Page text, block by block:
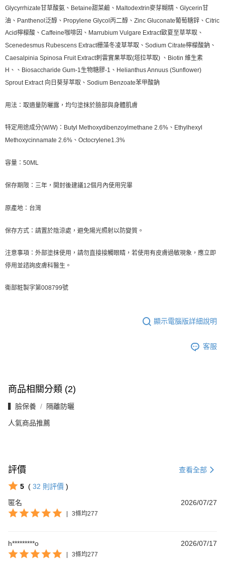
Glycyrrhizate甘草酸氨、Betaine甜菜鹼、Maltodextrin麥芽糊精、Glycerin甘
油、Panthenol泛醇、Propylene Glycol丙二醇、Zinc Gluconate葡萄糖鋅、Citric
Acid檸檬酸、Caffeine咖啡因、Marrubium Vulgare Extract歐夏至草萃取、
Scenedesmus Rubescens Extract栅藻冬凌草萃取、Sodium Citrate檸檬酸鈉、
Caesalpinia Spinosa Fruit Extract刺雲實果萃取(塔拉萃取) 、Biotin 維生素
H、、Biosaccharide Gum-1生物糖膠-1、Helianthus Annuus (Sunflower)
Sprout Extract 向日葵芽萃取、Sodium Benzoate苯甲酸鈉
用法：取適量防曬露，均勻塗抹於臉部與身體肌膚
特定用途成分(W/W)：Butyl Methoxydibenzoylmethane 2.6%、Ethylhexyl
Methoxycinnamate 2.6%、Octocrylene1.3%
容量：50ML
保存期限：三年，開封後建議12個月內使用完畢
原產地：台灣
保存方式：請置於陰涼處，避免陽光照射以防變質。
注意事項：外部塗抹使用，請勿直接接觸眼睛，若使用有皮膚過敏現象，應立即
停用並諮詢皮膚科醫生。
衛部粧製字第008799號
顯示電腦版詳細說明
客服
商品相關分類 (2)
▍臉保養 隔離防曬
人氣商品推薦
評價 查看全部
5 ( 32 則評價 )
匿名
2026/07/27
| 3條均277
h*********o 2026/07/17
| 3條均277